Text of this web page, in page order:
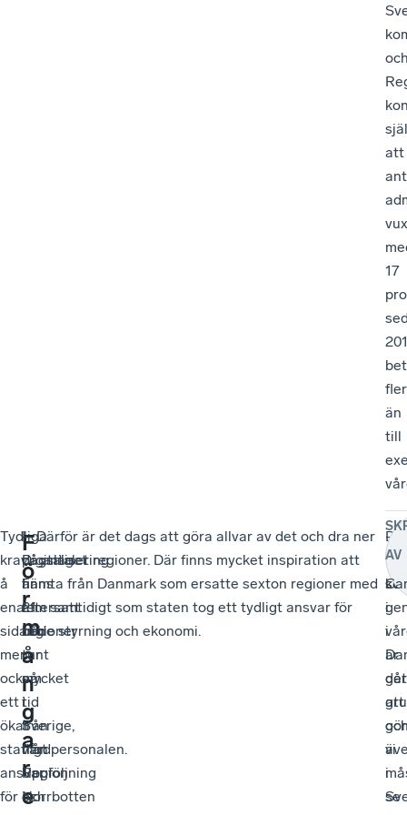
att
17
fler
än
till
Tydliga
krav
å
ena
sidan
men
också
ett
ökat
statligt
ansvar
för
–
Digitalisering
är
eftersatt
och
tar
mycket
tid
från
vårdpersonalen.
Uppföljning
och
F
ö
r
m
å
n
g
a
r
e
I
dagsläget
finns
21
regioner
runt
om
i
Sverige,
från
Region
Norrbotten
– Därför är det dags att göra allvar av det och dra ner
på antalet regioner. Där finns mycket inspiration att
hämta från Danmark som ersatte sexton regioner med
fem samtidigt som staten tog ett tydligt ansvar för
både styrning och ekonomi.
De
i
går
att
i
–
i
är
det
vi
se
AV